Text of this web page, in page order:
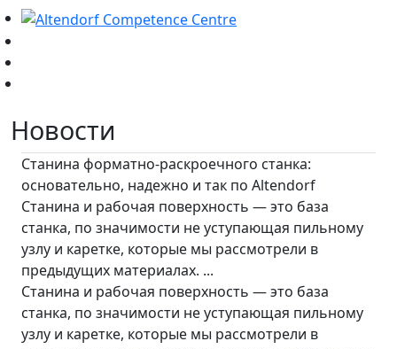
Новости
Станина форматно-раскроечного станка:
основательно, надежно и так по Altendorf
Станина и рабочая поверхность — это база
станка, по значимости не уступающая пильному
узлу и каретке, которые мы рассмотрели в
предыдущих материалах. ...
Станина и рабочая поверхность — это база
станка, по значимости не уступающая пильному
узлу и каретке, которые мы рассмотрели в